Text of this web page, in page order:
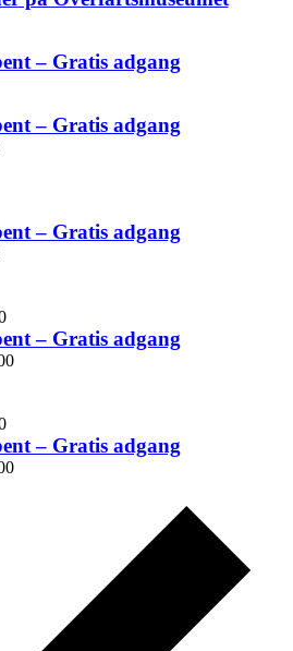
– Gratis adgang
– Gratis adgang
– Gratis adgang
– Gratis adgang
– Gratis adgang